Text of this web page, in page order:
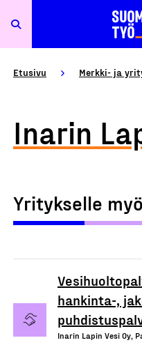
Etusivu Merkki- ja
Inarin
Yritykselle
hankinta-,
Inarin Lapin Vesi Oy,